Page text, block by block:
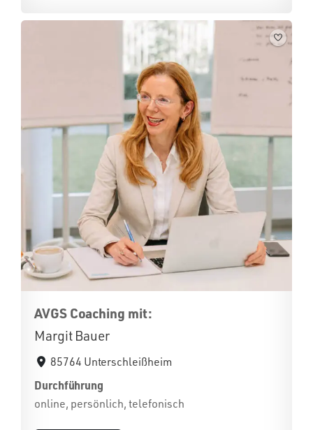
AVGS Coaching mit:
Margit Bauer
85764 Unterschleißheim
Durchführung
online, persönlich, telefonisch